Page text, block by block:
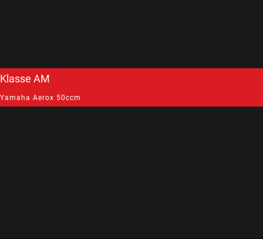
Klasse AM
Yamaha Aerox 50ccm